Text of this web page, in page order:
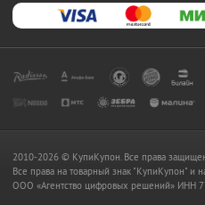
2010-2026 © КупиКупон. Все права
Все права на товарный знак "КупиКупон" и
OOO «Агентство цифровых решений» ИНН